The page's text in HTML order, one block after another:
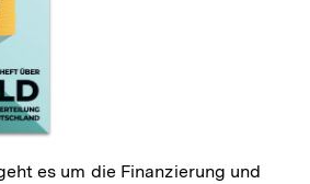
es um die Finanzierung und